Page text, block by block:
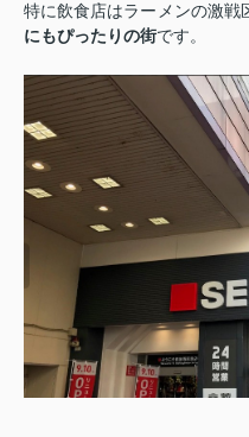
特に飲食店はラーメンの激戦
にもぴったりの街です。